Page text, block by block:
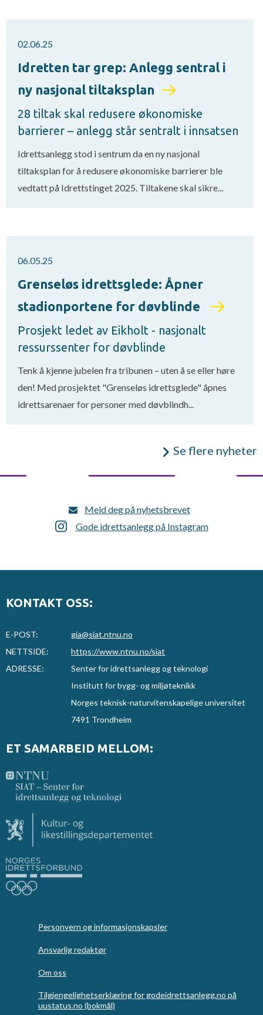
02.06.25
Idretten tar grep: Anlegg sentral i
ny nasjonal tiltaksplan
28 tiltak skal redusere økonomiske
barrierer – anlegg står sentralt i innsatsen
Idrettsanlegg stod i sentrum da en ny nasjonal
tiltaksplan for å redusere økonomiske barrierer ble
vedtatt på Idrettstinget 2025. Tiltakene skal sikre...
06.05.25
Grenseløs idrettsglede: Åpner
stadionportene for døvblinde
Prosjekt ledet av Eikholt - nasjonalt
ressurssenter for døvblinde
Tenk å kjenne jubelen fra tribunen – uten å se eller høre
den! Med prosjektet "Grenseløs idrettsglede" åpnes
idrettsarenaer for personer med døvblindh...
Se flere nyheter
Meld deg på nyhetsbrevet
Gode idrettsanlegg på Instagram
KONTAKT OSS:
E-POST:
gia@siat.ntnu.no
NETTSIDE:
https://www.ntnu.no/siat
ADRESSE:
Senter for idrettsanlegg og teknologi
Institutt for bygg- og miljøteknikk
Norges teknisk-naturvitenskapelige universitet
7491 Trondheim
ET SAMARBEID MELLOM:
Personvern og informasjonskapsler
Ansvarlig redaktør
Om oss
Tilgjengelighetserklæring for godeidrettsanlegg.no på
uustatus.no (bokmål)